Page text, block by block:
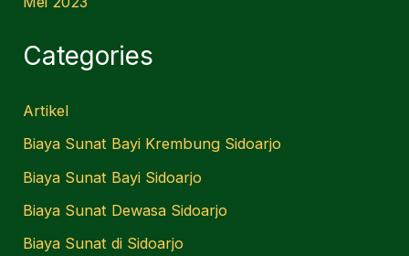
Categories
Artikel
Biaya Sunat Bayi Krembung Sidoarjo
Biaya Sunat Bayi Sidoarjo
Biaya Sunat Dewasa Sidoarjo
Biaya Sunat di Sidoarjo